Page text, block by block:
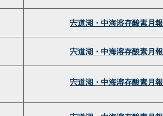
宍道湖・中海溶存酸素月報
宍道湖・中海溶存酸素月報
宍道湖・中海溶存酸素月報